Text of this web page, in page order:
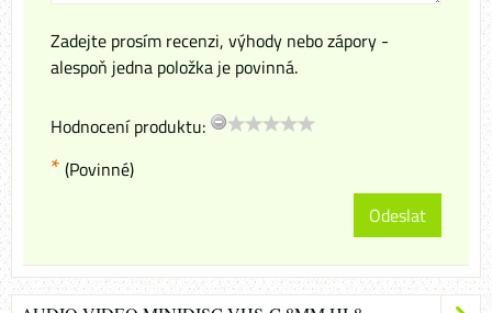
Zadejte prosím recenzi, výhody nebo zápory -
alespoň jedna položka je povinná.
Hodnocení produktu:
* (Povinné)
Odeslat